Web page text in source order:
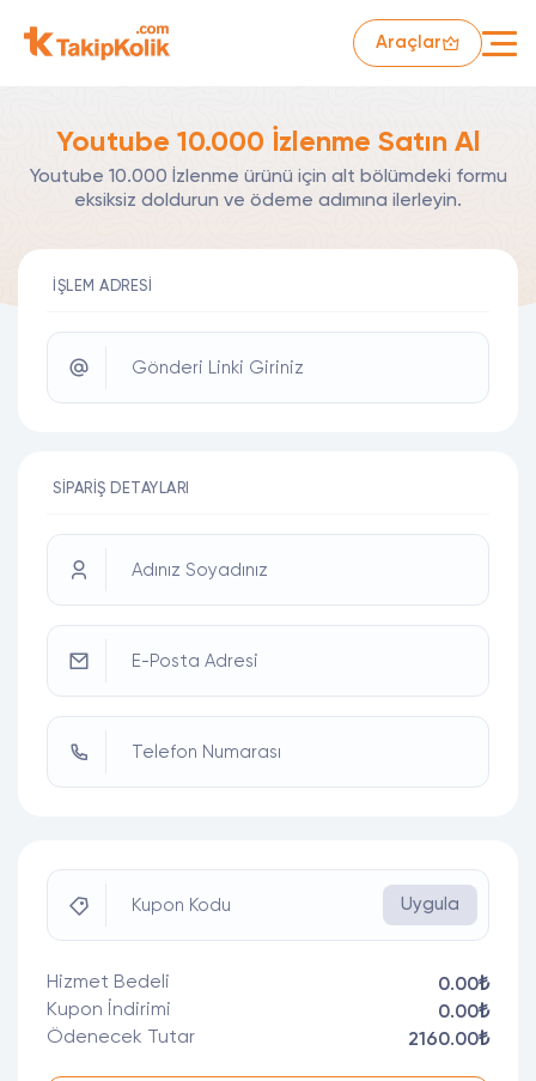
Araçlar
Youtube 10.000 İzlenme Satın Al
Youtube 10.000 İzlenme ürünü için alt bölümdeki formu
eksiksiz doldurun ve ödeme adımına ilerleyin.
İŞLEM ADRESI
Gönderi Linki Giriniz
SIPARIŞ DETAYLARI
Adınız Soyadınız
E-Posta Adresi
Telefon Numarası
Kupon Kodu Uygula
Hizmet Bedeli
0.00₺
Kupon İndirimi
0.00₺
Ödenecek Tutar
2160.00₺